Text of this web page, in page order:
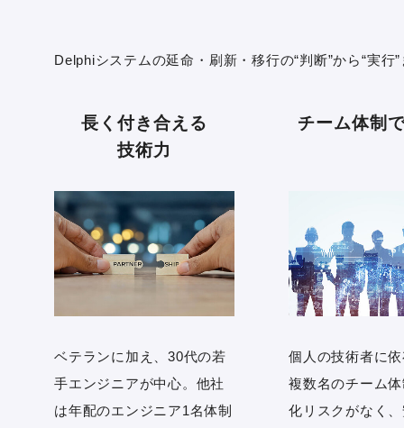
Delphiシステムの延命・刷新・移行の“判断”から“実
長く付き合える
技術力
ベテランに加え、30代の若
手エンジニアが中心。他社
は年配のエンジニア1名体制
チーム体制
個人の技術者に
複数名のチーム
化リスクがなく